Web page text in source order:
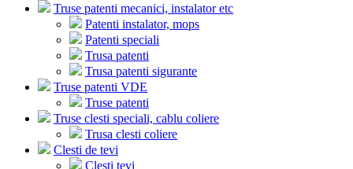
Truse patenti mecanici, instalator etc
Patenti instalator, mops
Patenti speciali
Trusa patenti
Trusa patenti sigurante
Truse patenti VDE
Truse patenti
Truse clesti speciali, cablu coliere
Trusa clesti coliere
Clesti de tevi
Clesti tevi